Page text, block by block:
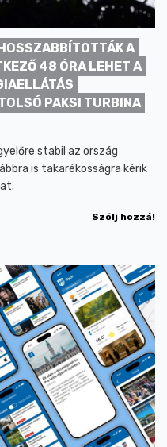
A
48 ÓRA LEHET A
PAKSI TURBINA
stabil az ország
is takarékosságra kérik
Szólj hozzá!